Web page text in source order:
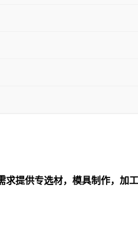
提供专选材，模具制作，加工